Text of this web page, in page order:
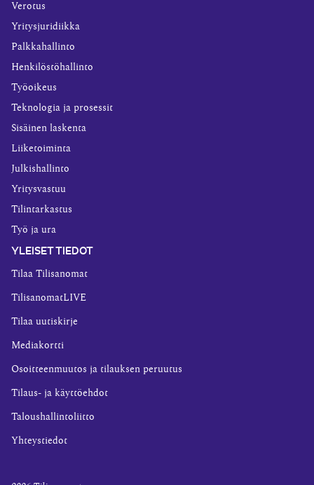
Verotus
Yritysjuridiikka
Palkkahallinto
Henkilöstöhallinto
Työoikeus
Teknologia ja prosessit
Sisäinen laskenta
Liiketoiminta
Julkishallinto
Yritysvastuu
Tilintarkastus
Työ ja ura
YLEISET TIEDOT
Tilaa Tilisanomat
TilisanomatLIVE
Tilaa uutiskirje
Mediakortti
Osoitteenmuutos ja tilauksen peruutus
Tilaus- ja käyttöehdot
Taloushallintoliitto
Yhteystiedot